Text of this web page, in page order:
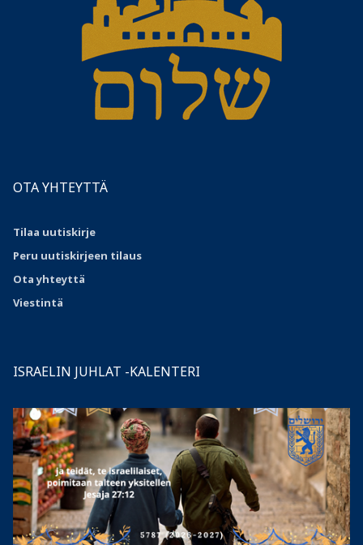
OTA YHTEYTTÄ
Tilaa uutiskirje
Peru uutiskirjeen tilaus
Otayhteyttä
Viestintä
ISRAELIN JUHLAT -KALENTERI